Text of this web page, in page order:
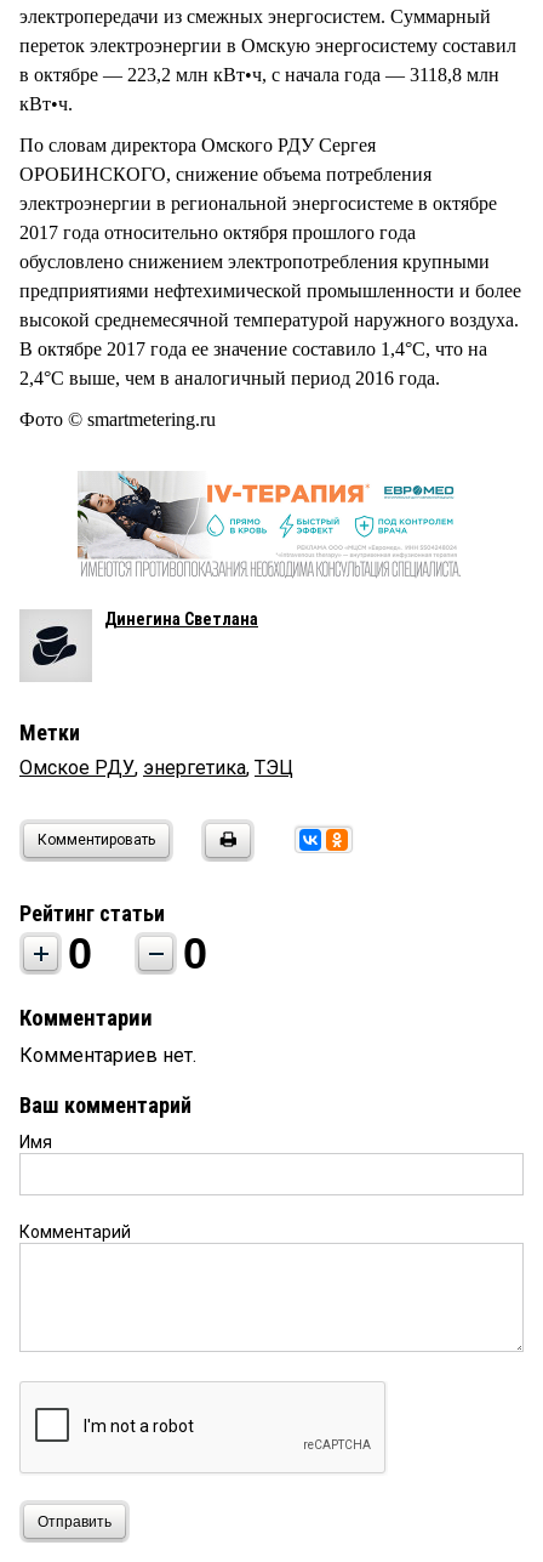
электропередачи из смежных энергосистем. Суммарный
переток электроэнергии в Омскую энергосистему составил
в октябре — 223,2 млн кВт•ч, с начала года — 3118,8 млн
кВт•ч.
По словам директора Омского РДУ Сергея
ОРОБИНСКОГО, снижение объема потребления
электроэнергии в региональной энергосистеме в октябре
2017 года относительно октября прошлого года
обусловлено снижением электропотребления крупными
предприятиями нефтехимической промышленности и более
высокой среднемесячной температурой наружного воздуха.
В октябре 2017 года ее значение составило 1,4°С, что на
2,4°С выше, чем в аналогичный период 2016 года.
Фото © smartmetering.ru
Динегина Светлана
Метки
Омское РДУ, энергетика, ТЭЦ
Комментировать
Рейтинг статьи
0 0
Комментарии
Комментариев нет.
Ваш комментарий
Имя
Комментарий
Отправить